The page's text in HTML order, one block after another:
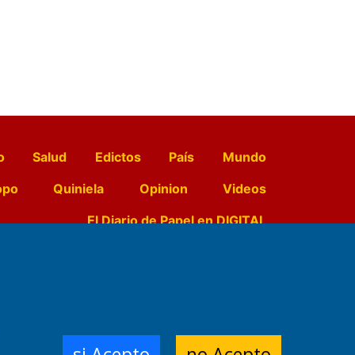
Salud Edictos País
Mundo
Quiniela Opinion
Videos
El Diario de Papel en DIGITAL